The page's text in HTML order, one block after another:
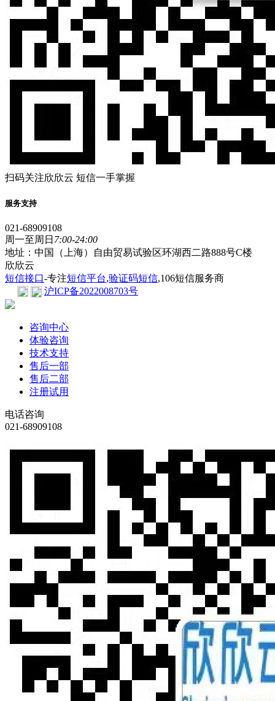
扫码关注欣欣云 短信一手掌握
服务支持
021-68909108
周一至周日 7:00-24:00
地址：中国（上海）自由贸易试验区环湖西二路888号C楼
欣欣云
短信接口-专注短信平台,验证码短信,106短信服务商
沪ICP备2022008703号
咨询中心
体验咨询
技术支持
售后一部
售后二部
注册试用
电话咨询
021-68909108